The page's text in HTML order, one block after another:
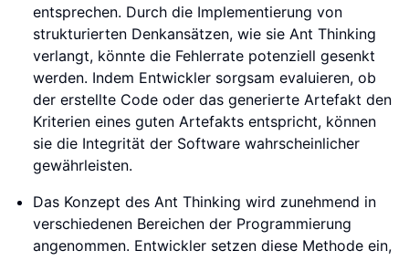
entsprechen. Durch die Implementierung von
strukturierten Denkansätzen, wie sie Ant Thinking
verlangt, könnte die Fehlerrate potenziell gesenkt
werden. Indem Entwickler sorgsam evaluieren, ob
der erstellte Code oder das generierte Artefakt den
Kriterien eines guten Artefakts entspricht, können
sie die Integrität der Software wahrscheinlicher
gewährleisten.
Das Konzept des Ant Thinking wird zunehmend in
verschiedenen Bereichen der Programmierung
angenommen. Entwickler setzen diese Methode ein,